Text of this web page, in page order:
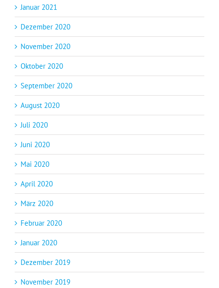
Januar 2021
Dezember 2020
November 2020
Oktober 2020
September 2020
August 2020
Juli 2020
Juni 2020
Mai 2020
April 2020
März 2020
Februar 2020
Januar 2020
Dezember 2019
November 2019